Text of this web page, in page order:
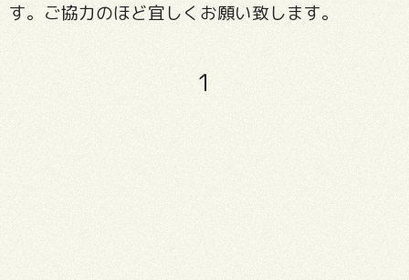
す。ご協力のほど宜しくお願い致します。
1